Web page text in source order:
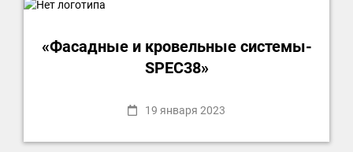
«Фасадные и кровельные системы-
SPEC38»
19 января 2023